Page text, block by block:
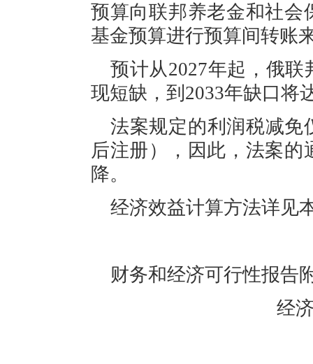
预算向联邦养老金和社会
基金预算进行预算间转账
预计从2027年起，俄
现短缺，到2033年缺口将
法案规定的利润税减免
后注册），因此，法案
降。
经济效益计算方法详见
财务和经济可行性报告
经